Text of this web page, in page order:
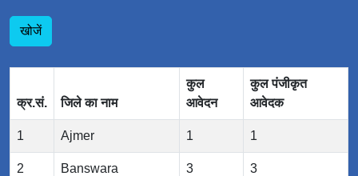
खोजें
क्र.सं. जिले का नाम
कुल
आवेदन
कुल पंजीकृत
आवेदक
1 Ajmer 1 1
2 Banswara 3 3